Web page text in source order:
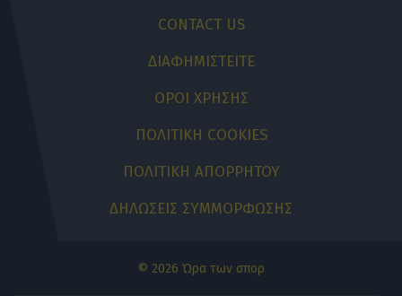
CONTACT US
ΔΙΑΦΗΜΙΣΤΕΙΤΕ
ΟΡΟΙ ΧΡΗΣΗΣ
ΠΟΛΙΤΙΚΗ COOKIES
ΠΟΛΙΤΙΚΗ ΑΠΟΡΡΗΤΟΥ
ΔΗΛΩΣΕΙΣ ΣΥΜΜΟΡΦΩΣΗΣ
© 2026 Ώρα των σπορ